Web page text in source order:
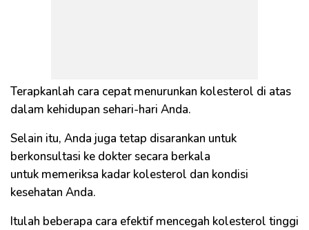
Terapkanlah cara cepat menurunkan kolesterol di atas
dalam kehidupan sehari-hari Anda.
Selain itu, Anda juga tetap disarankan untuk
berkonsultasi ke dokter secara berkala
untuk memeriksa kadar kolesterol dan kondisi
kesehatan Anda.
Itulah beberapa cara efektif mencegah kolesterol tinggi